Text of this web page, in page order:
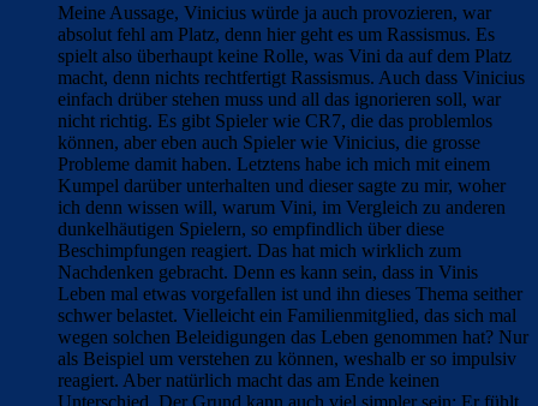
Meine Aussage, Vinicius würde ja auch provozieren, war
absolut fehl am Platz, denn hier geht es um Rassismus. Es
spielt also überhaupt keine Rolle, was Vini da auf dem Platz
macht, denn nichts rechtfertigt Rassismus. Auch dass Vinicius
einfach drüber stehen muss und all das ignorieren soll, war
nicht richtig. Es gibt Spieler wie CR7, die das problemlos
können, aber eben auch Spieler wie Vinicius, die grosse
Probleme damit haben. Letztens habe ich mich mit einem
Kumpel darüber unterhalten und dieser sagte zu mir, woher
ich denn wissen will, warum Vini, im Vergleich zu anderen
dunkelhäutigen Spielern, so empfindlich über diese
Beschimpfungen reagiert. Das hat mich wirklich zum
Nachdenken gebracht. Denn es kann sein, dass in Vinis
Leben mal etwas vorgefallen ist und ihn dieses Thema seither
schwer belastet. Vielleicht ein Familienmitglied, das sich mal
wegen solchen Beleidigungen das Leben genommen hat? Nur
als Beispiel um verstehen zu können, weshalb er so impulsiv
reagiert. Aber natürlich macht das am Ende keinen
Unterschied. Der Grund kann auch viel simpler sein: Er fühlt